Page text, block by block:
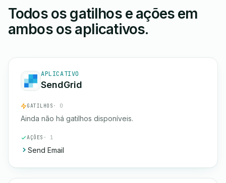
Todos os gatilhos e ações em
ambos os aplicativos.
APLICATIVO
SendGrid
GATILHOS · 0
Ainda não há gatilhos disponíveis.
AÇÕES · 1
Send Email